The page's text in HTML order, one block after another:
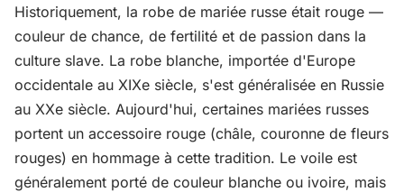
Historiquement, la robe de mariée russe était rouge —
couleur de chance, de fertilité et de passion dans la
culture slave. La robe blanche, importée d'Europe
occidentale au XIXe siècle, s'est généralisée en Russie
au XXe siècle. Aujourd'hui, certaines mariées russes
portent un accessoire rouge (châle, couronne de fleurs
rouges) en hommage à cette tradition. Le voile est
généralement porté de couleur blanche ou ivoire, mais